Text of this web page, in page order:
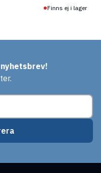
Finns ej i lager